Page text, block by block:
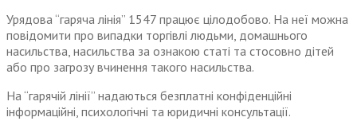
Урядова “гаряча лінія” 1547 працює цілодобово. На неї можна
повідомити про випадки торгівлі людьми, домашнього
насильства, насильства за ознакою статі та стосовно дітей
або про загрозу вчинення такого насильства.
На “гарячій лінії” надаються безплатні конфіденційні
інформаційні, психологічні та юридичні консультації.